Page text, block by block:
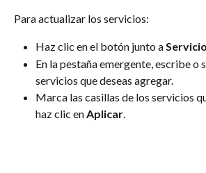
Para actualizar los servicios:
Haz clic en el botón junto a
En la pestaña emergente, escribe o
servicios que deseas agregar.
Marca las casillas de los servicios
haz clic en Aplicar